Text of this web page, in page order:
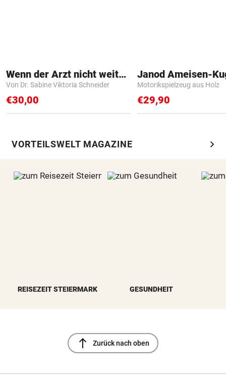
Wenn der Arzt nicht weiter weiß
Von Dr. Sabine Viktoria Schneider
€30,00
Janod Ameisen-
Motorikspielzeug aus Holz
€29,90
VORTEILSWELT MAGAZINE chevron_right
REISEZEIT STEIERMARK GESUNDHEIT
north Zurück nach oben